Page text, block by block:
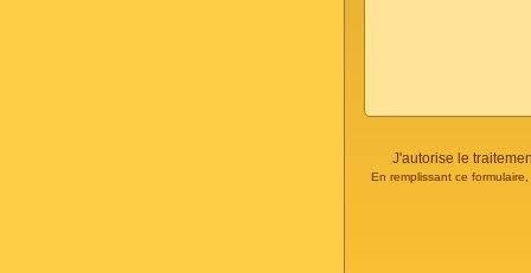
J'autorise le
En remplissant ce